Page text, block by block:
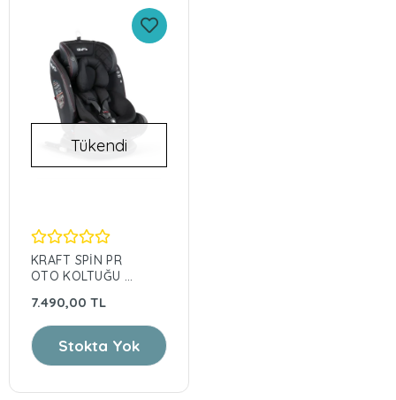
Tükendi
KRAFT SPİN PR
OTO KOLTUĞU 0-
7.490,00 TL
Stokta Yok